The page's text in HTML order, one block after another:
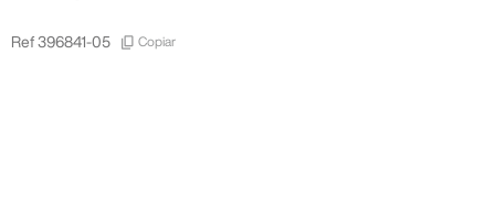
Ref 396841-05 Copiar